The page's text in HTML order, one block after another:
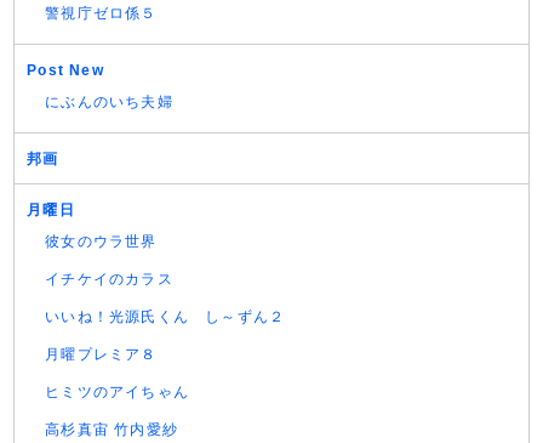
警視庁ゼロ係５
Post New
にぶんのいち夫婦
邦画
月曜日
彼女のウラ世界
イチケイのカラス
いいね！光源氏くん し～ずん２
月曜プレミア８
ヒミツのアイちゃん
高杉真宙 竹内愛紗